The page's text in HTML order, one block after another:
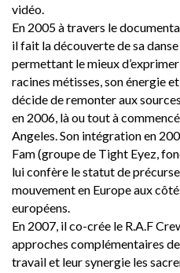
vidéo.
En 2005 à travers le
il fait la découverte de sa
permettant le mieux
racines métisses, son énergie
décide de remonter aux
en 2006, là ou tout à
Angeles. Son intégration en
Fam (groupe de Tight Eyez,
lui confère le statut de
mouvement en Europe aux
européens.
En 2007, il co-crée le R.A.F
approches complémentaires de
travail et leur synergie les